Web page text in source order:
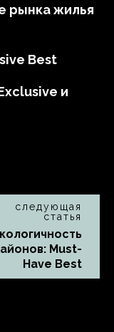
рынка жилья
Best
и
следующая
статья
Must-
Have Best